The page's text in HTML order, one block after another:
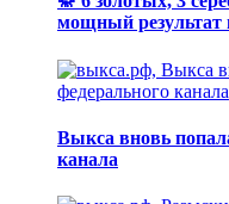
мощный результат
Выкса вновь
канала